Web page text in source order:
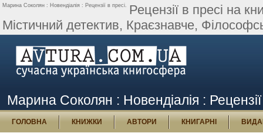
Марина Соколян : Новендіалія : Рецензії в пресі. Рецензії в пресі на
Містичний детектив, Краєзнавче,
Марина Соколян : Новендіалія : Рецензії
ГОЛОВНА КНИЖКИ АВТОРИ КНИГАРНІ